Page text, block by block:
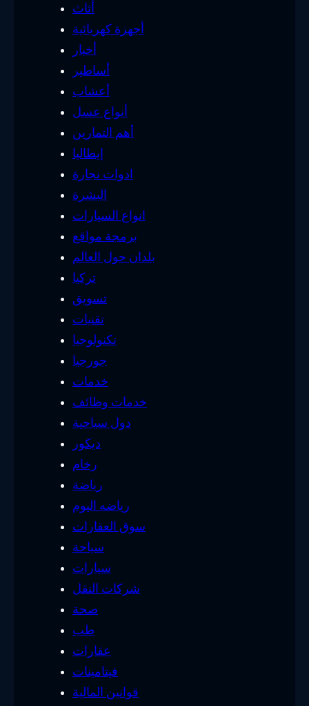
أثاث
أجهزة كهربائية
أخبار
أساطير
أعشاب
أنواع عسل
أهم التمارين
إيطاليا
ادوات نجارة
البشرة
انواع السيارات
برمجة مواقع
بلدان حول العالم
تركيا
تسويق
تقنيات
تكنولوجيا
جورجيا
خدمات
خدمات وظائف
دول سياحية
ديكور
رخام
رياضة
رياضه اليوم
سوق العقارات
سياحة
سيارات
شركات النقل
صحة
طب
عقارات
فيتامينات
قوانين المالية